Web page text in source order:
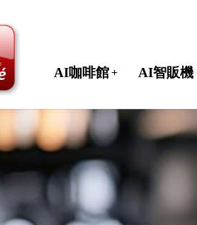
AI咖啡館 + AI智販機